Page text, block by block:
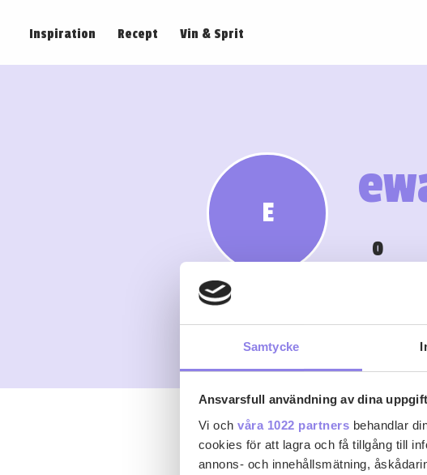
Samtycke
Ansvarsfull användning av dina
Vi och våra 1022 partners behandlar
cookies för att lagra och få tillgång till
annons- och innehållsmätning,
Inspiration Recept Vin & Sprit
E
0